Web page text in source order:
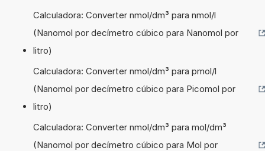
Calculadora: Converter nmol/dm³ para nmol/l
(Nanomol por decímetro cúbico para Nanomol por
litro)
Calculadora: Converter nmol/dm³ para pmol/l
(Nanomol por decímetro cúbico para Picomol por
litro)
Calculadora: Converter nmol/dm³ para mol/dm³
(Nanomol por decímetro cúbico para Mol por